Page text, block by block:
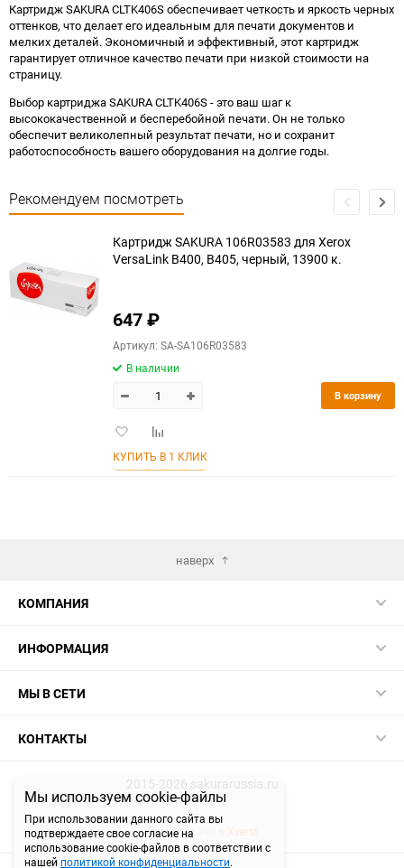
Мы используем cookie-файлы
При использовании данного сайта вы
подтверждаете свое согласие на
использование cookie-файлов в соответствии с
нашей политикой конфиденциальности.
Картридж SAKURA CLTK406S обеспечивает четкость и яркость черных
оттенков, что делает его идеальным для печати документов и
мелких деталей. Экономичный и эффективный, этот картридж
гарантирует отличное качество печати при низкой стоимости на
страницу.
Выбор картриджа SAKURA CLTK406S - это ваш шаг к
высококачественной и бесперебойной печати. Он не только
обеспечит великолепный результат печати, но и сохранит
работоспособность вашего оборудования на долгие годы.
Рекомендуем посмотреть
Картридж SAKURA 106R03583 для Xerox
VersaLink B400, B405, черный, 13900 к.
647₽
Артикул: SA-SA106R03583
В наличии
Добавить
избранное
Добавить
сравнению
В корзину
КУПИТЬ В 1 КЛИК
наверх
КОМПАНИЯ
ИНФОРМАЦИЯ
МЫ В СЕТИ
КОНТАКТЫ
2015-2026 sakurarussia.ru
Разработано в Xverst